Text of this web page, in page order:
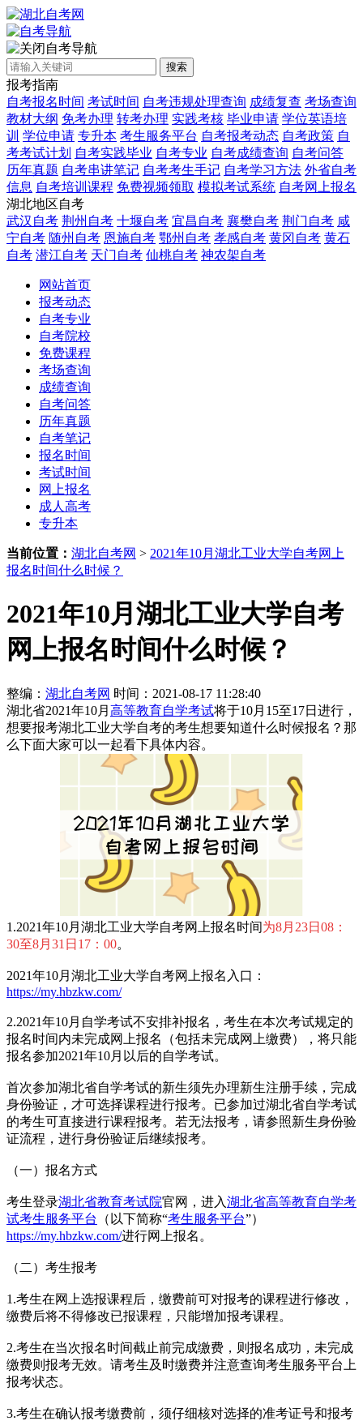
自考导航
搜索
报考指南
自考报名时间 考试时间 自考违规处理查询 成绩复查 考场查询
教材大纲 免考办理 转考办理 实践考核 毕业申请 学位英语培
训 学位申请 专升本 考生服务平台 自考报考动态 自考政策 自
考考试计划 自考实践毕业 自考专业 自考成绩查询 自考问答
历年真题 自考串讲笔记 自考考生手记 自考学习方法 外省自考
信息 自考培训课程 免费视频领取 模拟考试系统 自考网上报名
湖北地区自考
武汉自考 荆州自考 十堰自考 宜昌自考 襄樊自考 荆门自考 咸
宁自考 随州自考 恩施自考 鄂州自考 孝感自考 黄冈自考 黄石
自考 潜江自考 天门自考 仙桃自考 神农架自考
网站首页
报考动态
自考专业
自考院校
免费课程
考场查询
成绩查询
自考问答
历年真题
自考笔记
报名时间
考试时间
网上报名
成人高考
专升本
当前位置： 湖北自考网 > 2021年10月湖北工业大学自考网上
报名时间什么时候？
2021年10月湖北工业大学自考
网上报名时间什么时候？
整编： 湖北自考网 时间：2021-08-17 11:28:40
湖北省2021年10月 高等教育自学考试将于10月15至17日进行，
想要报考湖北工业大学自考的考生想要知道什么时候报名？那
么下面大家可以一起看下具体内容。
1.2021年10月湖北工业大学自考网上报名时间为8月23日08：
30至8月31日17：00。
2021年10月湖北工业大学自考网上报名入口：
https://my.hbzkw.com/
2.2021年10月自学考试不安排补报名，考生在本次考试规定的
报名时间内未完成网上报名（包括未完成网上缴费），将只能
报名参加2021年10月以后的自学考试。
首次参加湖北省自学考试的新生须先办理新生注册手续，完成
身份验证，才可选择课程进行报考。已参加过湖北省自学考试
的考生可直接进行课程报考。若无法报考，请参照新生身份验
证流程，进行身份验证后继续报考。
（一）报名方式
考生登录湖北省教育考试院官网，进入湖北省高等教育自学考
试考生服务平台
（以下简称“考生服务平台”）
https://my.hbzkw.com/进行网上报名。
（二）考生报考
1.考生在网上选报课程后，缴费前可对报考的课程进行修改，
缴费后将不得修改已报课程，只能增加报考课程。
2.考生在当次报名时间截止前完成缴费，则报名成功，未完成
缴费则报考无效。请考生及时缴费并注意查询考生服务平台上
报考状态。
3.考生在确认报考缴费前，须仔细核对选择的准考证号和报考